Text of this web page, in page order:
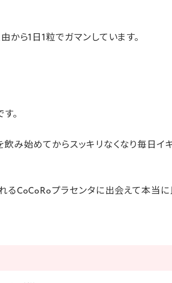
ら1日1粒でガマンしています。
。
み始めてからスッキリなくなり毎日
CoCoRoプラセンタに出会えて本当に